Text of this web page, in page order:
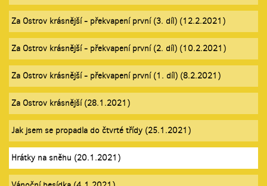
Za Ostrov krásnější - překvapení první (3. díl) (12.2.2021)
Za Ostrov krásnější - překvapení první (2. díl) (10.2.2021)
Za Ostrov krásnější - překvapení první (1. díl) (8.2.2021)
Za Ostrov krásnější (28.1.2021)
Jak jsem se propadla do čtvrté třídy (25.1.2021)
Hrátky na sněhu (20.1.2021)